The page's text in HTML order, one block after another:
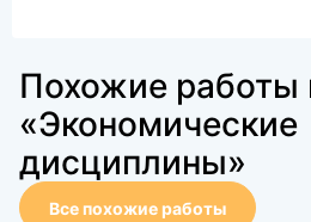
Похожие работы
«Экономические
дисциплины»
Все похожие работы